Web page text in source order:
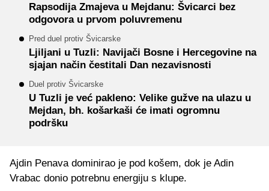
Rapsodija Zmajeva u Mejdanu: Švicarci bez
odgovora u prvom poluvremenu
Pred duel protiv Švicarske
Ljiljani u Tuzli: Navijači Bosne i Hercegovine na
sjajan način čestitali Dan nezavisnosti
Duel protiv Švicarske
U Tuzli je već pakleno: Velike gužve na ulazu u
Mejdan, bh. košarkaši će imati ogromnu
podršku
Ajdin Penava dominirao je pod košem, dok je Adin
Vrabac donio potrebnu energiju s klupe.